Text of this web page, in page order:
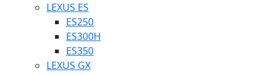
LEXUS ES
ES250
ES300H
ES350
LEXUS GX